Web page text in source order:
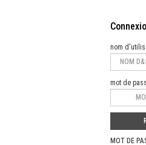
nom
mot de
MOT DE